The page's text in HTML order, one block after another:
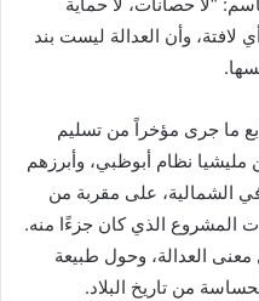
لافتة، وأن العدالة ليست بند
ما جرى مؤخراً من تسليم
نظام أبوظبي، وأبرزهم
الشمالية، على مقربة من
المشروع الذي كان جزءًا منه.
العدالة، وحول طبيعة
من تاريخ البلاد.